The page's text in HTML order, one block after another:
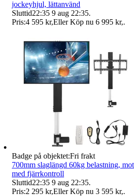
jockeyhjul, lättanvänd
Sluttid22:35 9 aug 22:35.
Pris:4 595 kr,Eller Köp nu 6 995 kr,.
Badge på objektet:Fri frakt
700mm slaglängd 60kg belastning,
med fjärrkontroll
Sluttid22:35 9 aug 22:35.
Pris:2 295 kr,Eller Köp nu 3 595 kr,.